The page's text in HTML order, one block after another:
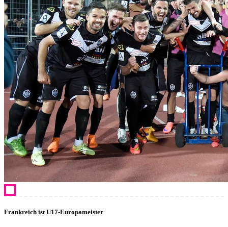
Frankreich ist U17-Europameister